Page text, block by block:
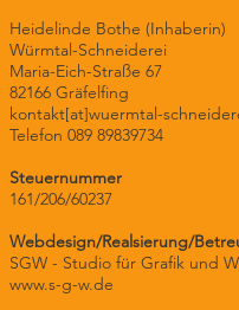
Heidelinde Bothe (Inhaberin)
Würmtal-Schneiderei
Maria-Eich-Straße 67
82166 Gräfelfing
kontakt[at]wuermtal-
Telefon 089 89839734
Steuernummer
161/206/60237
Webdesign/Realsierung/
SGW - Studio für Grafik und
www.s-g-w.de